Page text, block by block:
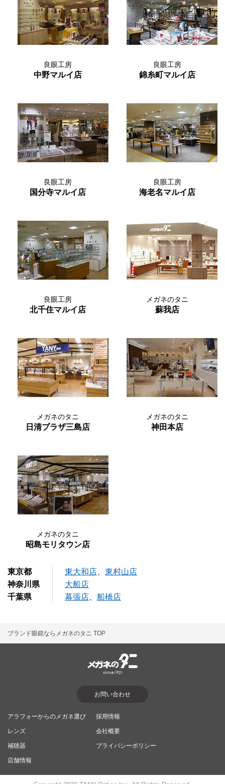
良眼工房
中野マルイ店
良眼工房
錦糸町マルイ店
良眼工房
国分寺マルイ店
良眼工房
海老名マルイ店
良眼工房
北千住マルイ店
メガネのタニ
蘇我店
メガネのタニ
日清プラザ三島店
メガネのタニ
神田本店
メガネのタニ
昭島モリタウン店
東京都 東大和店
東村山店
神奈川県
大船店
千葉県
幕張店 船橋店
ブランド眼鏡ならメガネのタニ TOP
お問い合わせ
アラフォーからのメガネ選び
レンズ
補聴器
店舗情報
採用情報
会社概要
プライバシーポリシー